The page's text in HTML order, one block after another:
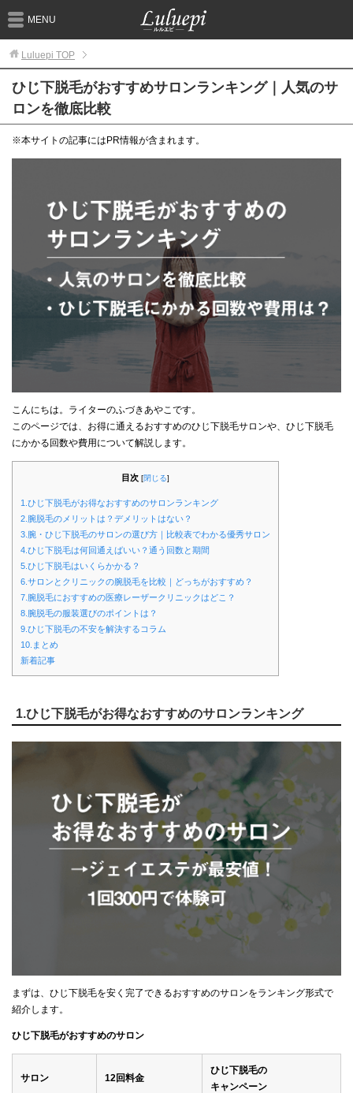
MENU
Luluepi TOP
ひじ下脱毛がおすすめサロンランキング｜人気のサ
ロンを徹底比較
※本サイトの記事にはPR情報が含まれます。
こんにちは。ライターのふづきあやこです。
このページでは、お得に通えるおすすめのひじ下脱毛サロンや、ひじ下脱毛
にかかる回数や費用について解説します。
目次 [閉じる]
1.ひじ下脱毛がお得なおすすめのサロンランキング
2.腕脱毛のメリットは？デメリットはない？
3.腕・ひじ下脱毛のサロンの選び方｜比較表でわかる優秀サロン
4.ひじ下脱毛は何回通えばいい？通う回数と期間
5.ひじ下脱毛はいくらかかる？
6.サロンとクリニックの腕脱毛を比較｜どっちがおすすめ？
7.腕脱毛におすすめの医療レーザークリニックはどこ？
8.腕脱毛の服装選びのポイントは？
9.ひじ下脱毛の不安を解決するコラム
10.まとめ
新着記事
1.ひじ下脱毛がお得なおすすめのサロンランキング
まずは、ひじ下脱毛を安く完了できるおすすめのサロンをランキング形式で
紹介します。
ひじ下脱毛がおすすめのサロン
サロン 12回料金
ひじ下脱毛の
キャンペーン